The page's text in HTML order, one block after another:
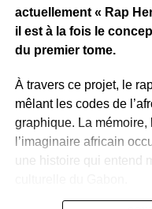
actuellement « Rap
il est à la fois le
du premier tome.
À travers ce projet, le
mêlant les codes de
graphique. La mémoire,
l’imaginaire africain
une histoire qui entend